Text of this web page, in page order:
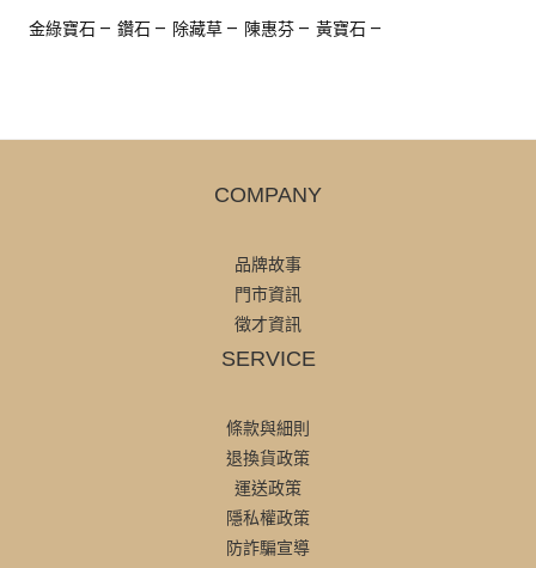
金綠寶石 鑽石 除藏草 陳惠芬 黃寶石
COMPANY
品牌故事
門市資訊
徵才資訊
SERVICE
條款與細則
退換貨政策
運送政策
隱私權政策
防詐騙宣導